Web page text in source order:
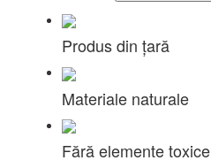
Produs din țară
Materiale naturale
Fără elemente toxice